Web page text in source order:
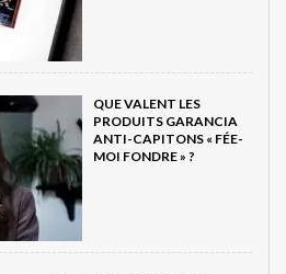
QUE VALENT LES
PRODUITS GARANCIA
ANTI-CAPITONS « FÉE-
MOI FONDRE » ?